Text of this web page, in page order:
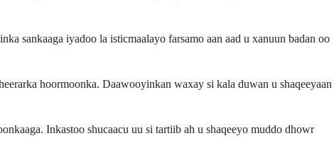
sankaaga iyadoo la isticmaalayo farsamo aan aad u xanuun badan oo
hoormoonka. Daawooyinkan waxay si kala duwan u shaqeeyaan
Inkastoo shucaacu uu si tartiib ah u shaqeeyo muddo dhowr